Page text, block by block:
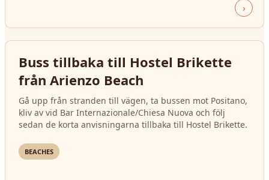
›
Buss tillbaka till Hostel Brikette
från Arienzo Beach
Gå upp från stranden till vägen, ta bussen mot Positano,
kliv av vid Bar Internazionale/Chiesa Nuova och följ
sedan de korta anvisningarna tillbaka till Hostel Brikette.
BEACHES